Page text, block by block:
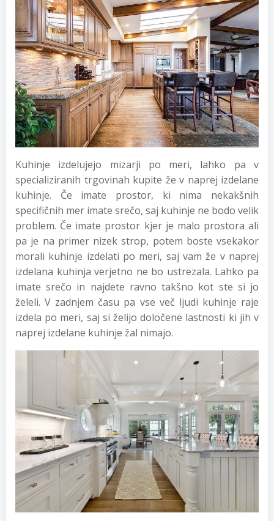
Kuhinje izdelujejo mizarji po meri, lahko pa v
specializiranih trgovinah kupite že v naprej izdelane
kuhinje. Če imate prostor, ki nima nekakšnih
specifičnih mer imate srečo, saj kuhinje ne bodo velik
problem. Če imate prostor kjer je malo prostora ali
pa je na primer nizek strop, potem boste vsekakor
morali kuhinje izdelati po meri, saj vam že v naprej
izdelana kuhinja verjetno ne bo ustrezala. Lahko pa
imate srečo in najdete ravno takšno kot ste si jo
želeli. V zadnjem času pa vse več ljudi kuhinje raje
izdela po meri, saj si želijo določene lastnosti ki jih v
naprej izdelane kuhinje žal nimajo.